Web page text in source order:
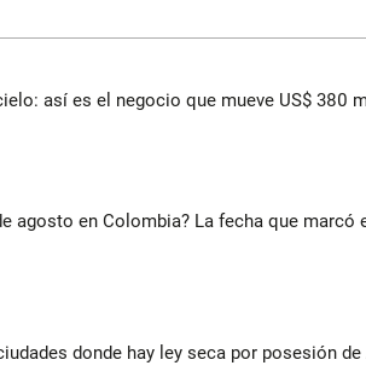
así es el negocio que mueve US$ 380
agosto en Colombia? La fecha que marcó
donde hay ley seca por posesión